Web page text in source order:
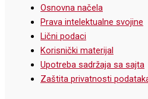
Osnovna načela
Prava intelektualne svojine
Lični podaci
Korisnički materijal
Upotreba sadržaja sa sajta
Zaštita privatnosti